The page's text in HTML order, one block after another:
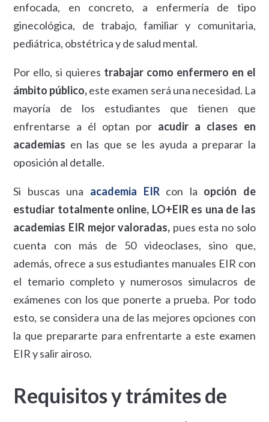
enfocada, en concreto, a enfermería de tipo
ginecológica, de trabajo, familiar y comunitaria,
pediátrica, obstétrica y de salud mental.
Por ello, si quieres trabajar como enfermero en el
ámbito público,este examen será una necesidad. La
mayoría de los estudiantes que tienen que
enfrentarse a él optan por acudir a clases en
academias en las que se les ayuda a preparar la
oposición al detalle.
Si buscas una academia EIRcon la opción de
estudiar totalmente online, LO+EIR es una de las
academias EIR mejor valoradas, pues esta no solo
cuenta con más de 50 videoclases, sino que,
además, ofrece a sus estudiantes manuales EIR con
el temario completo y numerosos simulacros de
exámenes con los que ponerte a prueba. Por todo
esto, se considera una de las mejores opciones con
la que prepararte para enfrentarte a este examen
EIR y salir airoso.
Requisitos y trámites de